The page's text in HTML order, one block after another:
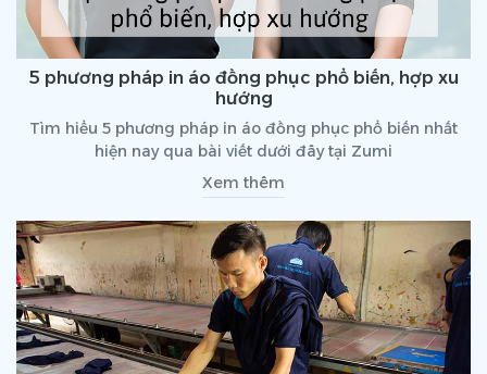
5 phương pháp in áo đồng phục phổ biến, hợp xu
hướng
Tìm hiểu 5 phương pháp in áo đồng phục phổ biến nhất
hiện nay qua bài viết dưới đây tại Zumi
Xem thêm